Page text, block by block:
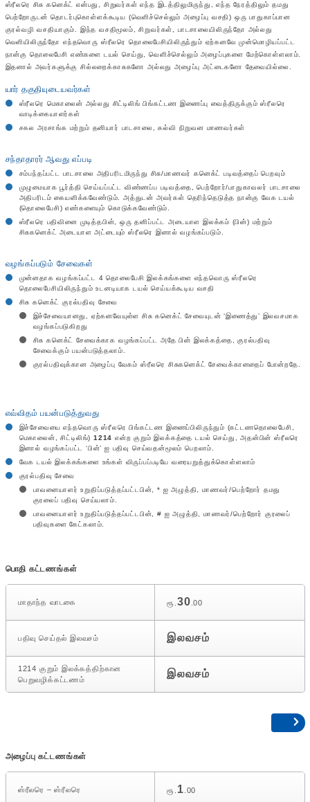
ஸ்ரீலரெ சிசு கனெக்ட் என்பது, சிறுவர்கள் எந்த இடத்திலுமிருந்து, எந்த நேரத்திலும் தமது
பெற்றோருடன் தொடர்புகொள்ளக்கூடிய (வெளிச்செல்லும் அழைப்பு வசதி) ஒரு பாதுகாப்பான
குரல்வழி வசதியாகும். இந்த வசதிமூலம், சிறுவர்கள், பாடசாலையிலிருந்தோ அல்லது
வெளியிலிருந்தோ எந்தவொரு ஸ்ரீலரெ தொலைபேசியிலிருந்தும் ஏற்கனவே முன்மொழியப்பட்ட
நான்கு தொலைபேசி எண்களை டயல் செய்து, வெளிச்செல்லும் அழைப்புகளை மேற்கொள்ளலாம்.
இதனால் அவர்களுக்கு சில்லறைக்காசுகளோ அல்லது அழைப்பு அட்டைகளோ தேவையில்லை.
யார் தகுதியுடையவர்கள்
ஸ்ரீலரெ மெகாலைன் அல்லது சிட்டிலிங் பிங்கட்டண இணைப்பு வைத்திருக்கும் ஸ்ரீலரெ
வாடிக்கையாளர்கள்
சகல அரசாங்க மற்றும் தனியார் பாடசாலை, கல்வி நிறுவன மாணவர்கள்
சந்தாதாரர் ஆவது எப்படி
சம்பந்தப்பட்ட பாடசாலை அதிபரிடமிருந்து சிசு/மாணவர் கனெக்ட் படிவத்தைப் பெறவும்
முழுமையாக பூர்த்தி செய்யப்பட்ட விண்ணப்ப படிவத்தை, பெற்றோர்/பாதுகாவலர் பாடசாலை
அதிபரிடம் கையளிக்கவேண்டும். அத்துடன் அவர்கள் தெரிந்தெடுத்த நான்கு வேக டயல்
(தொலைபேசி) எண்களையும் கொடுக்கவேண்டும்.
ஸ்ரீலரெ பதிவினை முடித்தபின், ஒரு தனிப்பட்ட அடையாள இலக்கம் (பின்) மற்றும்
சிசுகனெக்ட் அடையாள அட்டையும் ஸ்ரீலரெ இனால் வழங்கப்படும்.
வழங்கப்படும் சேவைகள்
முன்னதாக வழங்கப்பட்ட 4 தொலைபேசி இலக்கங்களை எந்தவொரு ஸ்ரீலரெ
தொலைபேசியிலிருந்தும் உடனடியாக டயல் செய்யக்கூடிய வசதி
சிசு கனெக்ட் குரல்பதிவு சேவை
இச்சேவையானது, ஏற்கனவேயுள்ள சிசு கனெக்ட் சேவையுடன் ‘இணைத்து’ இலவசமாக
வழங்கப்படுகிறது
சிசு கனெக்ட் சேவைக்காக வழங்கப்பட்ட அதே பின் இலக்கத்தை, குரல்பதிவு
சேவைக்கும் பயன்படுத்தலாம்.
குரல்பதிவுக்கான அழைப்பு வேகம் ஸ்ரீலரெ சிசுகனெக்ட் சேவைக்கானதைப் போன்றதே.
எவ்விதம் பயன்படுத்துவது
இச்சேவையை எந்தவொரு ஸ்ரீலரெ பிங்கட்டண இணைப்பிலிருந்தும் (கட்டணதொலைபேசி,
மெகாலைன், சிட்டிலிங்) 1214 என்ற குறும் இலக்கத்தை டயல் செய்து, அதன்பின் ஸ்ரீலரெ
இனால் வழங்கப்பட்ட ‘பின்’ ஐ பதிவு செய்வதன்மூலம் பெறலாம்.
வேக டயல் இலக்கங்களை உங்கள் விருப்பப்படியே வரையறுத்துக்கொள்ளலாம்
குரல்பதிவு சேவை
பாவனையாளர் உறுதிப்படுத்தப்பட்டபின், * ஐ அழுத்தி, மாணவர்/பெற்றோர் தமது
குரலைப் பதிவு செய்யலாம்.
பாவனையாளர் உறுதிப்படுத்தப்பட்டபின், # ஐ அழுத்தி, மாணவர்/பெற்றோர் குரலைப்
பதிவுகளை கேட்கலாம்.
பொதி கட்டணங்கள்
மாதாந்த வாடகை ரூ. 30 .00
பதிவு செய்தல் இலவசம் இலவசம்
1214 குறும் இலக்கத்திற்கான
பெறுவழிக்கட்டணம்
இலவசம்
அழைப்பு கட்டணங்கள்
ஸ்ரீலரெ – ஸ்ரீலரெ ரூ. 1 .00